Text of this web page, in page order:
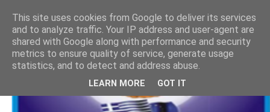
This site uses cookies from Google to deliver its services
and to analyze traffic. Your IP address and user-agent are
shared with Google along with performance and security
metrics to ensure quality of service, generate usage
statistics, and to detect and address abuse.
LEARN MORE GOT IT